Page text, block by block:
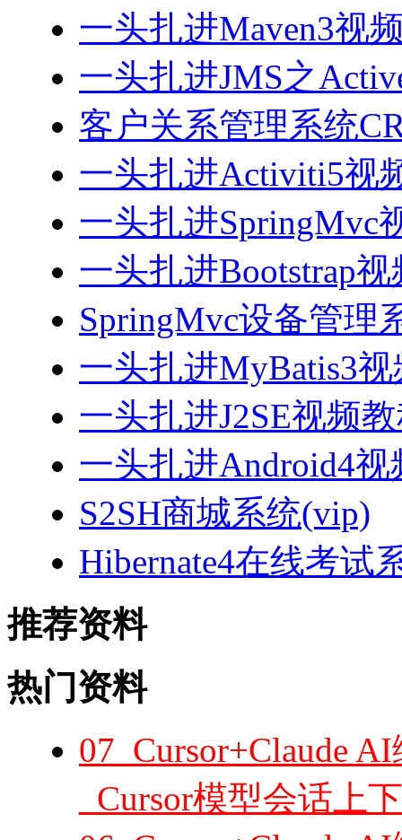
一头扎进Maven3视
一头扎进JMS之
客户关系管理系统
一头扎进Activiti5视
一头扎进SpringMvc
一头扎进Bootstrap
SpringMvc设备管理
一头扎进MyBatis3
一头扎进J2SE视频
一头扎进Android4视
S2SH商城系统(vip)
Hibernate4在线考试
推荐资料
热门资料
07_Cursor+Claude
_Cursor模型会话上